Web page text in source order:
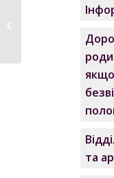
та
Саф’янівській...